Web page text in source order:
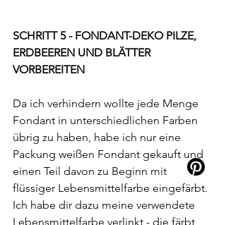
SCHRITT 5 - FONDANT-DEKO PILZE,
ERDBEEREN UND BLÄTTER
VORBEREITEN
Da ich verhindern wollte jede Menge
Fondant in unterschiedlichen Farben
übrig zu haben, habe ich nur eine
Packung weißen Fondant gekauft und
einen Teil davon zu Beginn mit
flüssiger Lebensmittelfarbe eingefärbt.
Ich habe dir dazu meine verwendete
Lebensmittelfarbe verlinkt - die färbt